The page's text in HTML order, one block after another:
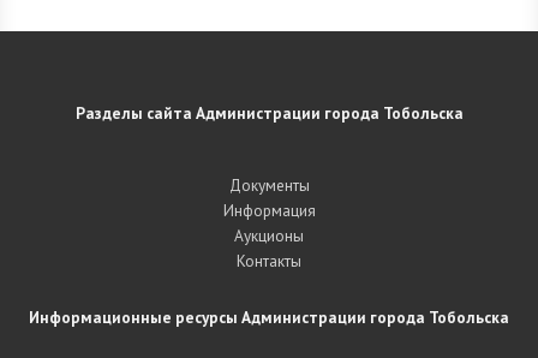
Разделы сайта Администрации города Тобольска
Документы
Информация
Аукционы
Контакты
Информационные ресурсы Администрации города Тобольска